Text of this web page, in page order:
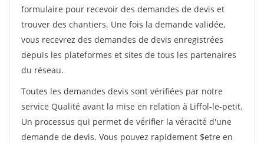
formulaire pour recevoir des demandes de devis et
trouver des chantiers. Une fois la demande validée,
vous recevrez des demandes de devis enregistrées
depuis les plateformes et sites de tous les partenaires
du réseau.
Toutes les demandes devis sont vérifiées par notre
service Qualité avant la mise en relation à Liffol-le-petit.
Un processus qui permet de vérifier la véracité d'une
demande de devis. Vous pouvez rapidement $etre en